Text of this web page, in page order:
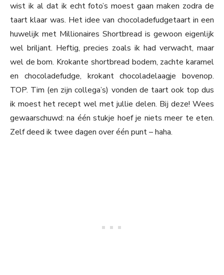
wist ik al dat ik echt foto’s moest gaan maken zodra de
taart klaar was. Het idee van chocoladefudgetaart in een
huwelijk met Millionaires Shortbread is gewoon eigenlijk
wel briljant. Heftig, precies zoals ik had verwacht, maar
wel de bom. Krokante shortbread bodem, zachte karamel
en chocoladefudge, krokant chocoladelaagje bovenop.
TOP. Tim (en zijn collega’s) vonden de taart ook top dus
ik moest het recept wel met jullie delen. Bij deze! Wees
gewaarschuwd: na één stukje hoef je niets meer te eten.
Zelf deed ik twee dagen over één punt – haha.